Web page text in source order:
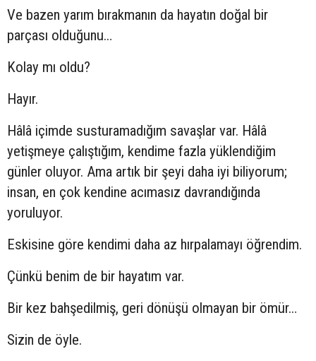
Ve bazen yarım bırakmanın da hayatın doğal bir
parçası olduğunu…
Kolay mı oldu?
Hayır.
Hâlâ içimde susturamadığım savaşlar var. Hâlâ
yetişmeye çalıştığım, kendime fazla yüklendiğim
günler oluyor. Ama artık bir şeyi daha iyi biliyorum;
insan, en çok kendine acımasız davrandığında
yoruluyor.
Eskisine göre kendimi daha az hırpalamayı öğrendim.
Çünkü benim de bir hayatım var.
Bir kez bahşedilmiş, geri dönüşü olmayan bir ömür…
Sizin de öyle.